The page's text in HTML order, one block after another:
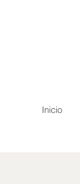
Inicio